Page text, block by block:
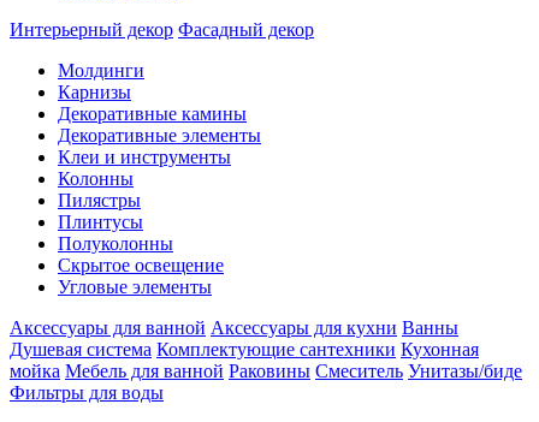
Интерьерный декор Фасадный декор
Молдинги
Карнизы
Декоративные камины
Декоративные элементы
Клеи и инструменты
Колонны
Пилястры
Плинтусы
Полуколонны
Скрытое освещение
Угловые элементы
Аксессуары для ванной Аксессуары для кухни Ванны
Душевая система Комплектующие сантехники Кухонная
мойка Мебель для ванной Раковины Смеситель Унитазы/биде
Фильтры для воды